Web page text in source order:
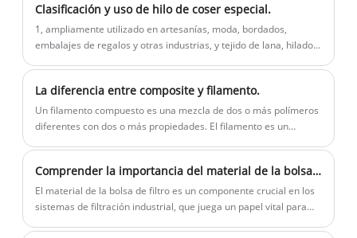
Clasificación y uso de hilo de coser especial.
1, ampliamente utilizado en artesanías, moda, bordados,
embalajes de regalos y otras industrias, y tejido de lana, hilados,
otros productos de procesamiento, edredones, sábanas, ropa
deportiva. ;
La diferencia entre composite y filamento.
Un filamento compuesto es una mezcla de dos o más polímeros
diferentes con dos o más propiedades. El filamento es un
que la del filamento.
Comprender la importancia del material de la bolsa de filtro en la filtración industrial
El material de la bolsa de filtro es un componente crucial en los
sistemas de filtración industrial, que juega un papel vital para